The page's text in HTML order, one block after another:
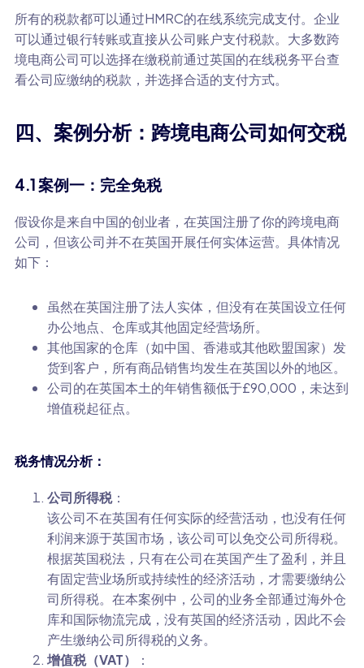
所有的税款都可以通过HMRC的在线系统完成支付。企业
可以通过银行转账或直接从公司账户支付税款。大多数跨
境电商公司可以选择在缴税前通过英国的在线税务平台查
看公司应缴纳的税款，并选择合适的支付方式。
四、案例分析：跨境电商公司如何交税
4.1 案例一：完全免税
假设你是来自中国的创业者，在英国注册了你的跨境电商
公司，但该公司并不在英国开展任何实体运营。具体情况
如下：
虽然在英国注册了法人实体，但没有在英国设立任何
办公地点、仓库或其他固定经营场所。
其他国家的仓库（如中国、香港或其他欧盟国家）发
货到客户，所有商品销售均发生在英国以外的地区。
公司的在英国本土的年销售额低于£90,000，未达到
增值税起征点。
税务情况分析：
公司所得税：
该公司不在英国有任何实际的经营活动，也没有任何
利润来源于英国市场，该公司可以免交公司所得税。
根据英国税法，只有在公司在英国产生了盈利，并且
有固定营业场所或持续性的经济活动，才需要缴纳公
司所得税。在本案例中，公司的业务全部通过海外仓
库和国际物流完成，没有英国的经济活动，因此不会
产生缴纳公司所得税的义务。
增值税（VAT）
：